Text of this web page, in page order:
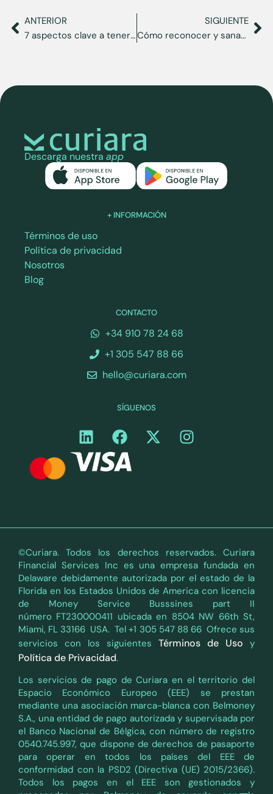
ANTERIOR
7 aspectos clave a tener en cuenta antes de mudarse a Florida
SIGUIENTE
Cómo reconocer y sanar el duelo migratorio
Descarga nuestra app
+ INFORMACIÓN
Términos de uso
Política de privacidad
Nosotros
Blog
CONTACTO
+34 910 78 24 68
+1 305 547 88 66
hello@curiara.com
SÍGUENOS
©Curiara. Todos los derechos reservados. Curiara
Financial Services Inc es una empresa fundada en
Delaware debidamente autorizada por el estado de la
Florida en los Estados Unidos de America con licencia
de Money Service Busssines part II
número FT230000411 ubicada en 8504 NW 66th St,
Miami, FL 33166 USA. Tel +1 305 547 88 66 Ofrece sus
servicios con los siguientes Términos de Uso y
Política de Privacidad.
Los servicios de pago de Curiara en el territorio del
Espacio Económico Europeo (EEE) se prestan
mediante una asociación marca-blanca con Belmoney
S.A., una entidad de pago autorizada y supervisada por
el Banco Nacional de Bélgica, con número de registro
0540.745.997, que dispone de derechos de pasaporte
para operar en todos los países del EEE de
conformidad con la PSD2 (Directiva (UE) 2015/2366).
Todos los pagos en el EEE son gestionados y